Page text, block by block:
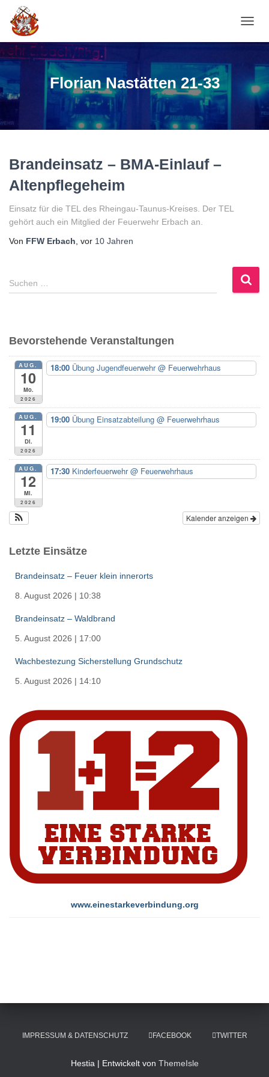
Florian Nastätten 21-33
Brandeinsatz – BMA-Einlauf –
Altenpflegeheim
Einsatz für die TEL des Rheingau-Taunus-Kreises. Der TEL
gehört auch ein Mitglied der Feuerwehr Erbach an.
Von FFW Erbach , vor 10 Jahren
S
u
n
n
:
Suchen …
Bevorstehende Veranstaltungen
AUG.
10
Mo.
2026
18:00 Übung Jugendfeuerwehr@ Feuerwehrhaus
AUG.
11
Di.
2026
19:00 Übung Einsatzabteilung @ Feuerwehrhaus
AUG.
12
Mi.
2026
17:30 Kinderfeuerwehr@ Feuerwehrhaus
Kalender anzeigen
Letzte Einsätze
Brandeinsatz – Feuer klein innerorts
8. August 2026 | 10:38
Brandeinsatz – Waldbrand
5. August 2026 | 17:00
Wachbestezung Sicherstellung Grundschutz
5. August 2026 | 14:10
www.einestarkeverbindung.org
IMPRESSUM & DATENSCHUTZ FACEBOOK TWITTER
Hestia | Entwickelt von ThemeIsle